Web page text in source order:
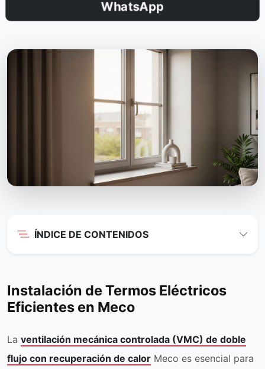
WhatsApp
ÍNDICE DE CONTENIDOS
Instalación de Termos Eléctricos
Eficientes en Meco
La ventilación mecánica controlada (VMC) de doble
flujo con recuperación de calor Meco es esencial para